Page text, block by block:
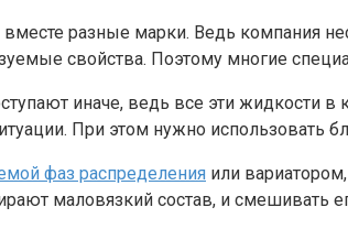
разные марки. Ведь компания
свойства. Поэтому многие
иначе, ведь все эти жидкости
При этом нужно использовать
фаз распределения или
маловязкий состав, и смешивать